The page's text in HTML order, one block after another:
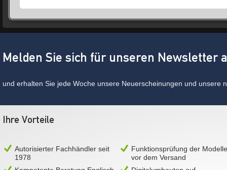
Melden Sie sich für unseren Newsletter
und erhalten Sie jede Woche unsere Neuerscheinungen und unsere
Ihre Vorteile
Autorisierter Fachhändler seit
1978
Funktionsprüfung der Modelle
vor dem Versand